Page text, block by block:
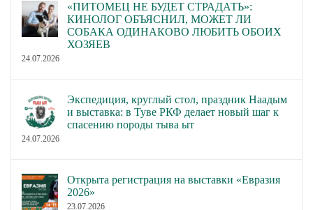
«ПИТОМЕЦ НЕ БУДЕТ СТРАДАТЬ»:
КИНОЛОГ ОБЪЯСНИЛ, МОЖЕТ ЛИ
СОБАКА ОДИНАКОВО ЛЮБИТЬ ОБОИХ
ХОЗЯЕВ
24.07.2026
Экспедиция, круглый стол, праздник Наадым
и выставка: в Туве РКФ делает новый шаг к
спасению породы тыва ыт
24.07.2026
Открыта регистрация на выставки «Евразия
2026»
23.07.2026